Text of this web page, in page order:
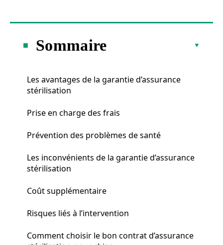
Sommaire
Les avantages de la garantie d’assurance
stérilisation
Prise en charge des frais
Prévention des problèmes de santé
Les inconvénients de la garantie d’assurance
stérilisation
Coût supplémentaire
Risques liés à l’intervention
Comment choisir le bon contrat d’assurance